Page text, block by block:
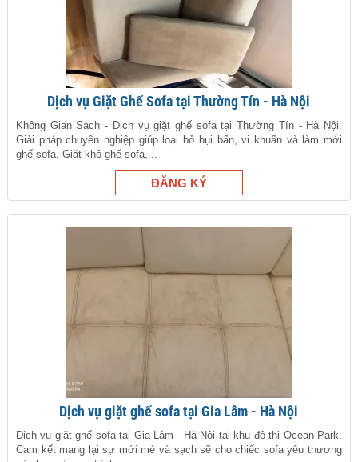
Dịch vụ Giặt Ghế Sofa tại Thường Tín - Hà Nội
Không Gian Sạch - Dịch vụ giặt ghế sofa tại Thường Tín - Hà Nội.
Giải pháp chuyên nghiệp giúp loại bỏ bụi bẩn, vi khuẩn và làm mới
ghế sofa. Giặt khô ghế sofa,...
Dịch vụ giặt ghế sofa tại Gia Lâm - Hà Nội
Dịch vụ giặt ghế sofa tại Gia Lâm - Hà Nội tại khu đô thị Ocean Park.
Cam kết mang lại sự mới mẻ và sạch sẽ cho chiếc sofa yêu thương